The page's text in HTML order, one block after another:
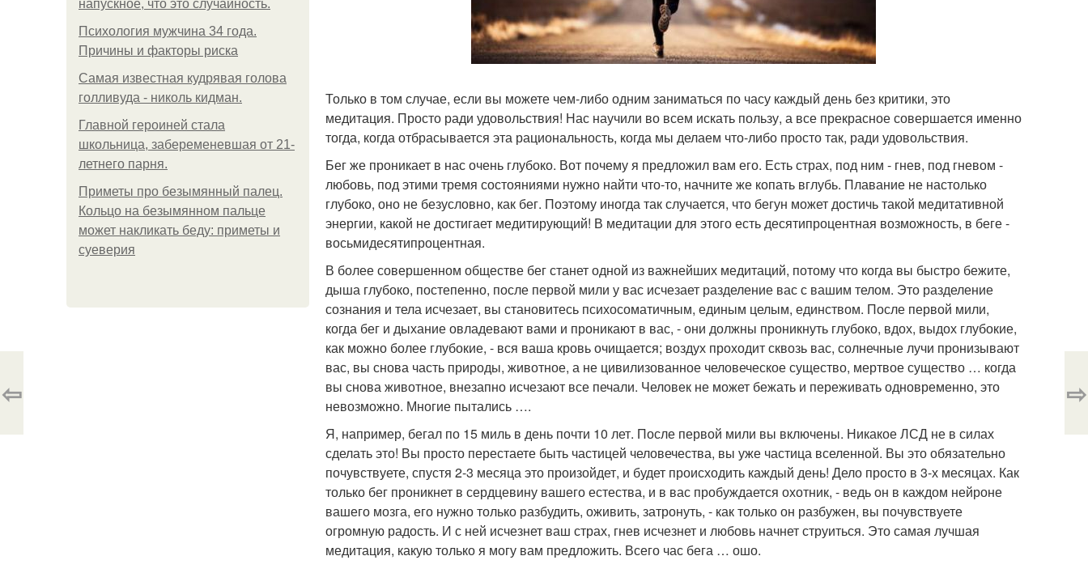
напускное, что это случайность.
Психология мужчина 34 года.
Причины и факторы риска
Самая известная кудрявая голова
голливуда - николь кидман.
Главной героиней стала
школьница, забеременевшая от 21-
летнего парня.
Приметы про безымянный палец.
Кольцо на безымянном пальце
может накликать беду: приметы и
суеверия
Только в том случае, если вы можете чем-либо одним заниматься по часу каждый день без критики, это
медитация. Просто ради удовольствия! Нас научили во всем искать пользу, а все прекрасное совершается именно
тогда, когда отбрасывается эта рациональность, когда мы делаем что-либо просто так, ради удовольствия.
Бег же проникает в нас очень глубоко. Вот почему я предложил вам его. Есть страх, под ним - гнев, под гневом -
любовь, под этими тремя состояниями нужно найти что-то, начните же копать вглубь. Плавание не настолько
глубоко, оно не безусловно, как бег. Поэтому иногда так случается, что бегун может достичь такой медитативной
энергии, какой не достигает медитирующий! В медитации для этого есть десятипроцентная возможность, в беге -
восьмидесятипроцентная.
В более совершенном обществе бег станет одной из важнейших медитаций, потому что когда вы быстро бежите,
дыша глубоко, постепенно, после первой мили у вас исчезает разделение вас с вашим телом. Это разделение
сознания и тела исчезает, вы становитесь психосоматичным, единым целым, единством. После первой мили,
когда бег и дыхание овладевают вами и проникают в вас, - они должны проникнуть глубоко, вдох, выдох глубокие,
как можно более глубокие, - вся ваша кровь очищается; воздух проходит сквозь вас, солнечные лучи пронизывают
вас, вы снова часть природы, животное, а не цивилизованное человеческое существо, мертвое существо … когда
вы снова животное, внезапно исчезают все печали. Человек не может бежать и переживать одновременно, это
невозможно. Многие пытались ….
Я, например, бегал по 15 миль в день почти 10 лет. После первой мили вы включены. Никакое ЛСД не в силах
сделать это! Вы просто перестаете быть частицей человечества, вы уже частица вселенной. Вы это обязательно
почувствуете, спустя 2-3 месяца это произойдет, и будет происходить каждый день! Дело просто в 3-х месяцах. Как
только бег проникнет в сердцевину вашего естества, и в вас пробуждается охотник, - ведь он в каждом нейроне
вашего мозга, его нужно только разбудить, оживить, затронуть, - как только он разбужен, вы почувствуете
огромную радость. И с ней исчезнет ваш страх, гнев исчезнет и любовь начнет струиться. Это самая лучшая
медитация, какую только я могу вам предложить. Всего час бега … ошо.
⇦ ⇨